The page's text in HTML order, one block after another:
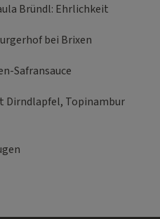
Bründl: Ehrlichkeit
bei Brixen
Safransauce
Dirndlapfel, Topinambur